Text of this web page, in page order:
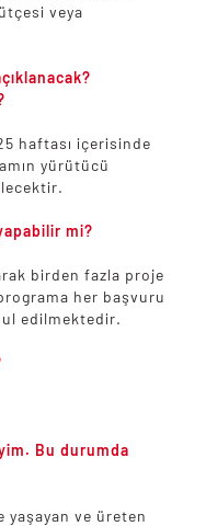
veya
haftası içerisinde
yürütücü
mi?
birden fazla proje
her başvuru
edilmektedir.
Bu durumda
yaşayan ve üreten